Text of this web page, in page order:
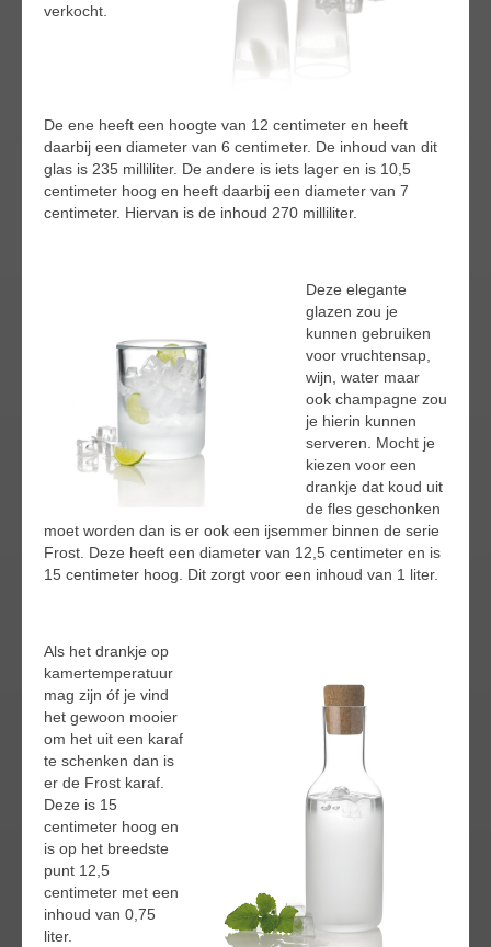
verkocht.
De ene heeft een hoogte van 12 centimeter en heeft
daarbij een diameter van 6 centimeter. De inhoud van dit
glas is 235 milliliter. De andere is iets lager en is 10,5
centimeter hoog en heeft daarbij een diameter van 7
centimeter. Hiervan is de inhoud 270 milliliter.
Deze elegante
glazen zou je
kunnen gebruiken
voor vruchtensap,
wijn, water maar
ook champagne zou
je hierin kunnen
serveren. Mocht je
kiezen voor een
drankje dat koud uit
de fles geschonken
moet worden dan is er ook een ijsemmer binnen de serie
Frost. Deze heeft een diameter van 12,5 centimeter en is
15 centimeter hoog. Dit zorgt voor een inhoud van 1 liter.
Als het drankje op
kamertemperatuur
mag zijn óf je vind
het gewoon mooier
om het uit een karaf
te schenken dan is
er de Frost karaf.
Deze is 15
centimeter hoog en
is op het breedste
punt 12,5
centimeter met een
inhoud van 0,75
liter.